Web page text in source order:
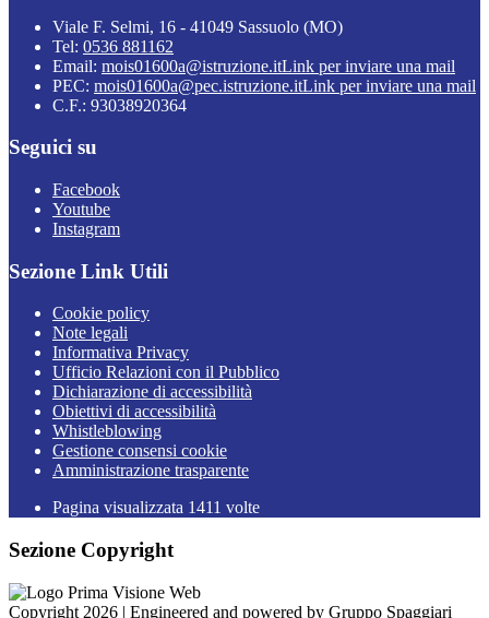
Viale F. Selmi, 16 - 41049 Sassuolo (MO)
Tel: 0536 881162
Email: mois01600a@istruzione.itLink per inviare una mail
PEC: mois01600a@pec.istruzione.itLink per inviare una mail
C.F.: 93038920364
Seguici su
Facebook
Youtube
Instagram
Sezione Link Utili
Cookie policy
Note legali
Informativa Privacy
Ufficio Relazioni con il Pubblico
Dichiarazione di accessibilità
Obiettivi di accessibilità
Whistleblowing
Gestione consensi cookie
Amministrazione trasparente
Pagina visualizzata 1411 volte
Sezione Copyright
Copyright 2026 | Engineered and powered by Gruppo Spaggiari